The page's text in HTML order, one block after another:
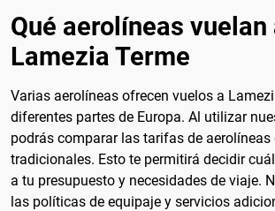
Qué aerolíneas vuelan
Lamezia Terme
Varias aerolíneas ofrecen vuelos a
diferentes partes de Europa. Al utilizar
podrás comparar las tarifas de
tradicionales. Esto te permitirá decidir
a tu presupuesto y necesidades de viaje.
las políticas de equipaje y servicios